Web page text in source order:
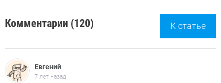
Комментарии (120) К статье
Евгений
7 лет назад